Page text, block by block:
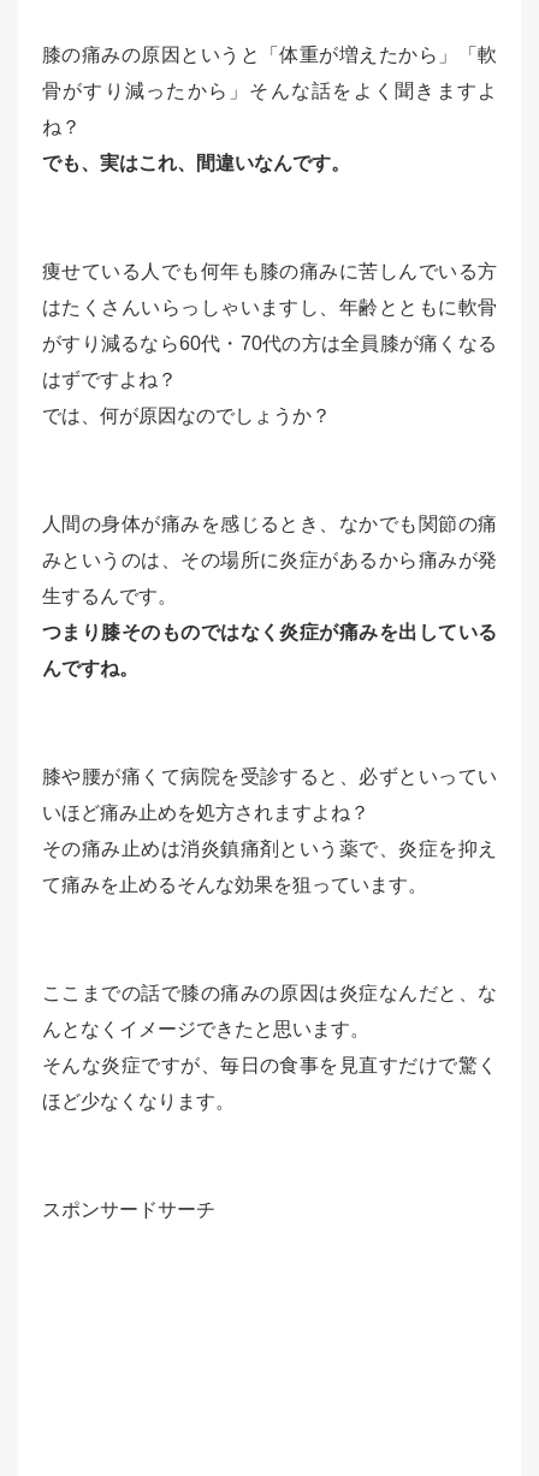
膝の痛みの原因というと「体重が増えたから」「軟
骨がすり減ったから」そんな話をよく聞きますよ
ね？
でも、実はこれ、間違いなんです。
痩せている人でも何年も膝の痛みに苦しんでいる方
はたくさんいらっしゃいますし、年齢とともに軟骨
がすり減るなら60代・70代の方は全員膝が痛くなる
はずですよね？
では、何が原因なのでしょうか？
人間の身体が痛みを感じるとき、なかでも関節の痛
みというのは、その場所に炎症があるから痛みが発
生するんです。
つまり膝そのものではなく炎症が痛みを出している
んですね。
膝や腰が痛くて病院を受診すると、必ずといってい
いほど痛み止めを処方されますよね？
その痛み止めは消炎鎮痛剤という薬で、炎症を抑え
て痛みを止めるそんな効果を狙っています。
ここまでの話で膝の痛みの原因は炎症なんだと、な
んとなくイメージできたと思います。
そんな炎症ですが、毎日の食事を見直すだけで驚く
ほど少なくなります。
スポンサードサーチ